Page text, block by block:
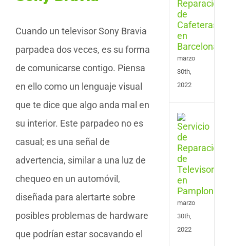
Cuando un televisor Sony Bravia
parpadea dos veces, es su forma
de comunicarse contigo. Piensa
en ello como un lenguaje visual
que te dice que algo anda mal en
su interior. Este parpadeo no es
casual; es una señal de
advertencia, similar a una luz de
chequeo en un automóvil,
diseñada para alertarte sobre
posibles problemas de hardware
que podrían estar socavando el
de
en
marzo
30th,
2022
de
en
marzo
30th,
2022